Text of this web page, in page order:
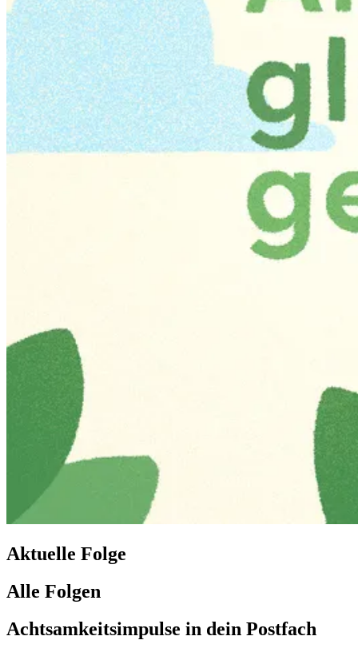
Aktuelle Folge
Alle Folgen
Achtsamkeitsimpulse in dein Postfach